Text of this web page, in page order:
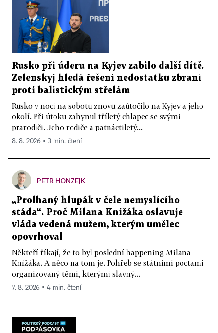
Rusko při úderu na Kyjev zabilo další dítě.
Zelenskyj hledá řešení nedostatku zbraní
proti balistickým střelám
Rusko v noci na sobotu znovu zaútočilo na Kyjev a jeho
okolí. Při útoku zahynul tříletý chlapec se svými
prarodiči. Jeho rodiče a patnáctiletý...
8. 8. 2026 ▪ 3 min. čtení
PETR HONZEJK
„Prolhaný hlupák v čele nemyslícího
stáda“. Proč Milana Knížáka oslavuje
vláda vedená mužem, kterým umělec
opovrhoval
Někteří říkají, že to byl poslední happening Milana
Knížáka. A něco na tom je. Pohřeb se státními poctami
organizovaný těmi, kterými slavný...
7. 8. 2026 ▪ 4 min. čtení